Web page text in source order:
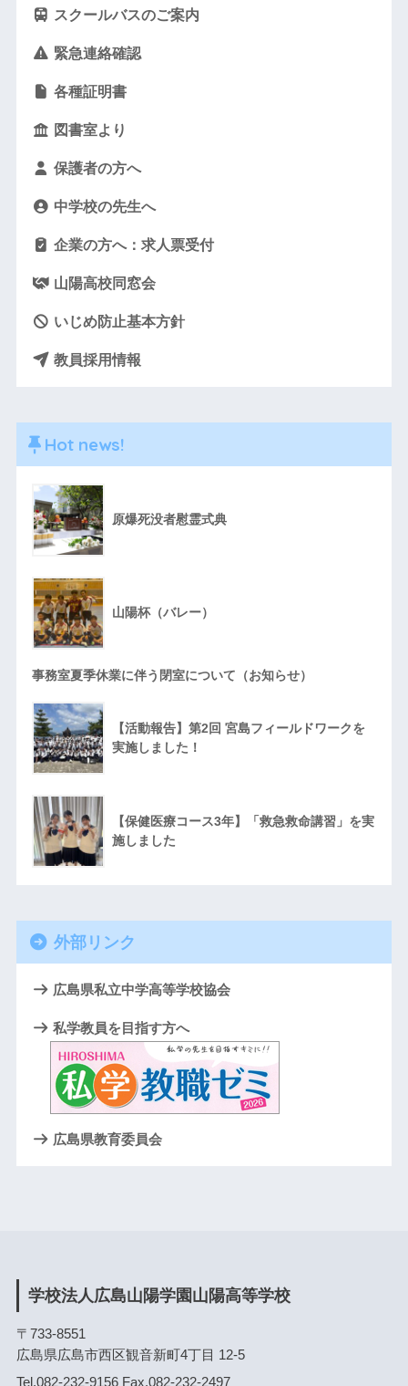
スクールバスのご案内
緊急連絡確認
各種証明書
図書室より
保護者の方へ
中学校の先生へ
企業の方へ：求人票受付
山陽高校同窓会
いじめ防止基本方針
教員採用情報
Hot news!
原爆死没者慰霊式典
山陽杯（バレー）
事務室夏季休業に伴う閉室について（お知らせ）
【活動報告】第2回 宮島フィールドワークを
実施しました！
【保健医療コース3年】「救急救命講習」を実
施しました
外部リンク
広島県私立中学高等学校協会
私学教員を目指す方へ
広島県教育委員会
学校法人広島山陽学園山陽高等学校
〒733-8551
広島県広島市西区観音新町4丁目 12-5
Tel.082-232-9156 Fax.082-232-2497